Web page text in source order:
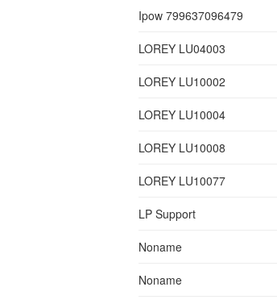
Ipow 799637096479
LOREY LU04003
LOREY LU10002
LOREY LU10004
LOREY LU10008
LOREY LU10077
LP Support
Noname
Noname